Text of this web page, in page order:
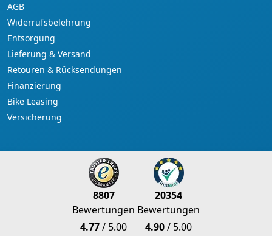
AGB
Widerrufsbelehrung
Entsorgung
Lieferung & Versand
Retouren & Rücksendungen
Finanzierung
Bike Leasing
Versicherung
8807
Bewertungen
4.77/ 5.00
20354
Bewertungen
4.90/ 5.00